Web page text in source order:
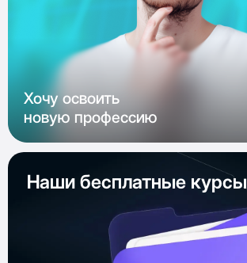
Хочу освоить
новую профессию
Наши бесплатные курсы